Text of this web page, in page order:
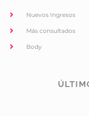
Nuevos Ingresos
Más consultados
Body